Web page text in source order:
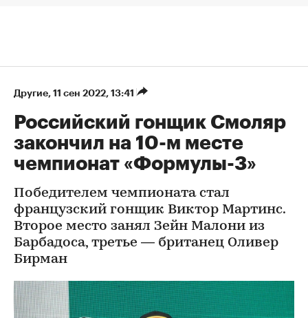
Другие⁠, 11 сен 2022, 13:41
Российский гонщик Смоляр
закончил на 10-м месте
чемпионат «Формулы-3»
Победителем чемпионата стал
французский гонщик Виктор Мартинс.
Второе место занял Зейн Малони из
Барбадоса, третье — британец Оливер
Бирман